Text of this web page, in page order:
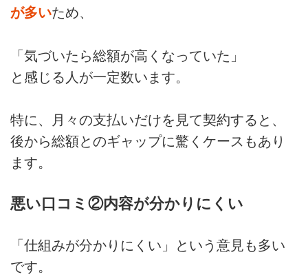
が多いため、
「気づいたら総額が高くなっていた」
と感じる人が一定数います。
特に、月々の支払いだけを見て契約すると、
後から総額とのギャップに驚くケースもあり
ます。
悪い口コミ②内容が分かりにくい
「仕組みが分かりにくい」という意見も多い
です。